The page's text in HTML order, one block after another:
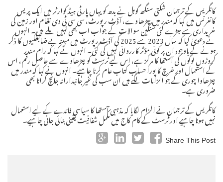
کانگریس کے ترجمان شکتی سنگھ گوہل نے بدھ کو یہاں پارٹی ہیڈ کوارٹر میں ایک پریس
کانفرنس میں کہا کہ مندر میں چڑھاوے، آڈٹ رپورٹ، سی سی ٹی وی نظام اور زمین کی
خریداری سے جڑے کئی سنگین سوالات کے جواب اب بھی نہیں ملے ہیں۔ انہوں
نے دعویٰ کیا کہ سال 2023 سے 2025 کی آڈٹ رپورٹ میں مبینہ بے ضابطگیوں کا ذکر
ہونے کے باوجود ان پر کوئی مؤثر کارروائی نہیں کی گئی۔ انہوں نے کہا کہ رام مندر
کروڑوں لوگوں کی آستھا کا مرکز ہے، اس لیے ٹرسٹ کو چڑھاوے سے حاصل رقم، اس
کے استعمال اور خرچ کا پورا حساب کتاب عام کرنا چاہیے۔ انہوں نے کہا کہ مندر میں
چڑھاوا چوری کے جو الزامات لگے ہیں ان سب کی غیر جانبدارانہ جانچ کرانا بھی
ضروری ہے۔
کانگریس کے ترجمان نے الزام لگایا کہ مذہبی آستھا کا سیاسی فائدے کے لیے استعمال
نہیں ہونا چاہیے اور ٹرسٹ کے کام کاج میں مکمل شفافیت یقینی بنائی جانی چاہیے۔
Share This Post